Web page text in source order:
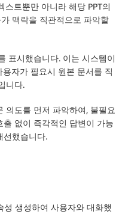
스트뿐만 아니라 해당 PPT의
맥락을 직관적으로 파악할
표시했습니다. 이는 시스템이
자가 필요시 원본 문서를 직
니다.
의도를 먼저 파악하여, 불필요
없이 즉각적인 답변이 가능
선했습니다.
성 생성하여 사용자와 대화했